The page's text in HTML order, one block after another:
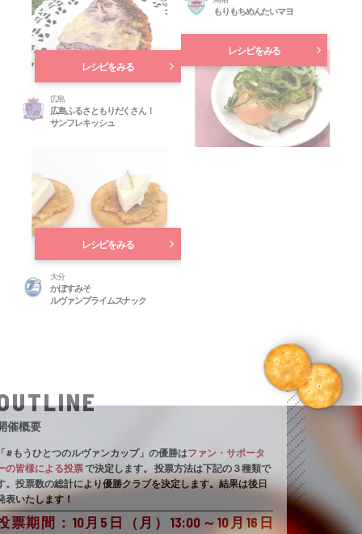
広島
広島ふるさともりだくさん！
サンフレキッシュ
レシピをみる
もりもちめんたいマヨ
レシピをみる
大分
かぼすみそ
ルヴァンプライムスナック
レシピをみる
催概要
#もうひとつのルヴァンカップ」の優勝はファン・サポータ
の皆様による投票で決定します。
投票方法は下記の３種類で
。投票数の総計により優勝クラブを決定します。結果は後日
表いたします！
票期間：10月5日（月）13:00～10月16日